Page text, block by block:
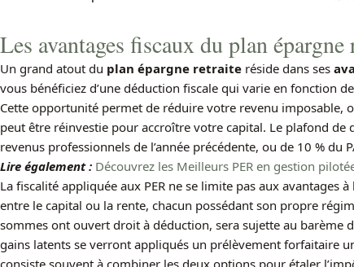
Les avantages fiscaux du plan épargne
Un grand atout du plan épargne retraite réside dans ses
vous bénéficiez d’une déduction fiscale qui varie en fonction
Cette opportunité permet de réduire votre revenu imposable,
peut être réinvestie pour accroître votre capital. Le plafond de
revenus professionnels de l’année précédente, ou de 10 % du
Lire également : Découvrez les Meilleurs PER en gestion
La fiscalité appliquée aux PER ne se limite pas aux avantages
entre le capital ou la rente, chacun possédant son propre
sommes ont ouvert droit à déduction, sera sujette au barème
gains latents se verront appliqués un prélèvement forfaitaire
consiste souvent à combiner les deux options pour étaler